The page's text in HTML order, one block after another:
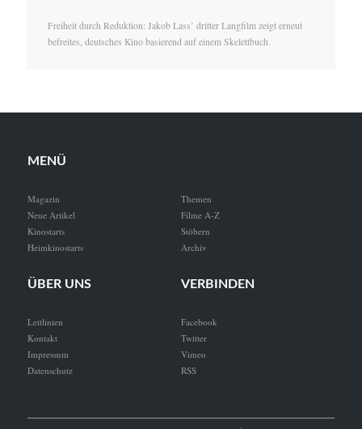
Freiheit durch Reduktion: Jakob Lass’ dritter Langfilm zeigt erneut
befreites, deutsches Kino basierend auf einem Skelettbuch.
MENÜ
Magazin
Neue Artikel
Kinostarts
Heimkinostarts
Themen
Filme A-Z
Stöbern
Archiv
ÜBER UNS
Leitlinien
Kontakt
Impressum
Datenschutz
VERBINDEN
Facebook
Twitter
Vimeo
RSS